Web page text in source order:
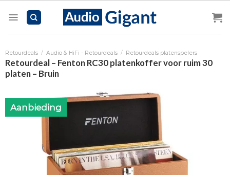
Retourdeals / Audio & HiFi - Retourdeals / Retourdeals platenspelers
Retourdeal – Fenton RC30 platenkoffer voor ruim 30
platen – Bruin
Aanbieding